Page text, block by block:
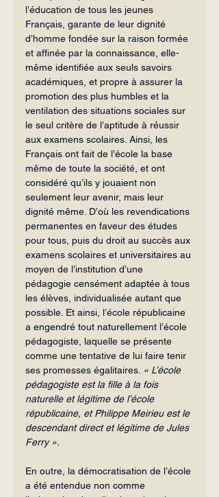
l’éducation de tous les jeunes
Français, garante de leur dignité
d’homme fondée sur la raison formée
et affinée par la connaissance, elle-
même identifiée aux seuls savoirs
académiques, et propre à assurer la
promotion des plus humbles et la
ventilation des situations sociales sur
le seul critère de l’aptitude à réussir
aux examens scolaires. Ainsi, les
Français ont fait de l’école la base
même de toute la société, et ont
considéré qu’ils y jouaient non
seulement leur avenir, mais leur
dignité même. D’où les revendications
permanentes en faveur des études
pour tous, puis du droit au succès aux
examens scolaires et universitaires au
moyen de l’institution d’une
pédagogie censément adaptée à tous
les élèves, individualisée autant que
possible. Et ainsi, l’école républicaine
a engendré tout naturellement l’école
pédagogiste, laquelle se présente
comme une tentative de lui faire tenir
ses promesses égalitaires. « L’école
pédagogiste est la fille à la fois
naturelle et légitime de l’école
républicaine, et Philippe Meirieu est le
descendant direct et légitime de Jules
Ferry ».
En outre, la démocratisation de l’école
a été entendue non comme